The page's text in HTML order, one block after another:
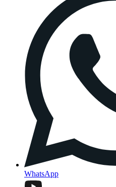
WhatsApp